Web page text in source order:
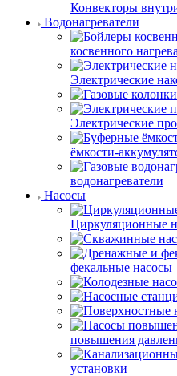
Конвекторы
Водонагреватели
косвенного нагрева
Электрические
Электрические
ёмкости-
водонагреватели
Насосы
Циркуляционные
фекальные насосы
повышения
установки